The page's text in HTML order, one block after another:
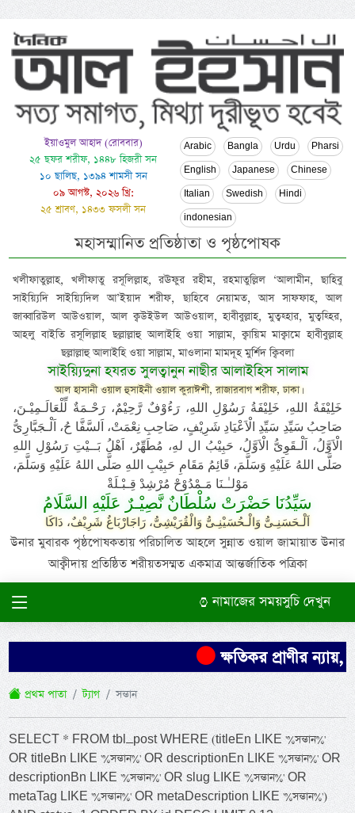
ইয়াওমুল আহাদ (রোববার)
২৫ ছফর শরীফ, ১৪৪৮ হিজরী সন
১০ ছালিছ, ১৩৯৪ শামসী সন
০৯ আগস্ট, ২০২৬ খ্রি:
২৫ শ্রাবণ, ১৪৩৩ ফসলী সন
Arabic Bangla Urdu Pharsi
English Japanese Chinese
Italian Swedish Hindi
indonesian
মহাসম্মানিত প্রতিষ্ঠাতা ও পৃষ্ঠপোষক
খলীফাতুল্লাহ, খলীফাতু রসূলিল্লাহ, রঊফুর রহীম, রহমাতুল্লিল ‘আলামীন, ছাহিবু
সাইয়্যিদি সাইয়্যিদিল আ’ইয়াদ শরীফ, ছাহিবে নেয়ামত, আস সাফফাহ, আল
জাব্বারিউল আউওয়াল, আল ক্বউইউল আউওয়াল, হাবীবুল্লাহ, মুত্বহ্হার, মুত্বহ্হির,
আহলু বাইতি রসূলিল্লাহ ছল্লাল্লাহু আলাইহি ওয়া সাল্লাম, ক্বায়িম মাক্বামে হাবীবুল্লাহ
ছল্লাল্লাহু আলাইহি ওয়া সাল্লাম, মাওলানা মামদূহ মুর্শিদ ক্বিবলা
সাইয়্যিদুনা হযরত সুলত্বানুন নাছীর আলাইহিস সালাম
আল হাসানী ওয়াল হুসাইনী ওয়াল কুরাঈশী, রাজারবাগ শরীফ, ঢাকা।
خَلِيْفَةُ اللهِ، خَلِيْفَةُ رَسُوْلِ اللهِ، رَءُوْفٌ رَّحِيْمٌ، رَحْـمَةٌ لِّلْعَالَـمِيْـنَ،
صَاحِبُ سَيِّدِ سَيِّدِ الْاَعْيَادِ شَرِيْفٍ، صَاحِبِ نِعْمَتْ، اَلسَّفَّا حُ، اَلْـجَبَّارِىُّ
الْاَوَّلُ، اَلْـقَوِىُّ الْاَوَّلُ، حَبِيْبُ ال لهِ، مُطَهِّرٌ، اَهْلُ بَــيْتِ رَسُوْلِ اللهِ
صَلَّى اللهُ عَلَيْهِ وَسَلَّمَ، قَائِمُ مَقَامِ حَبِيْبِ اللهِ صَلَّى اللهُ عَلَيْهِ وَسَلَّمَ،
مَوْلـٰـنَا مَـمْدُوْحْ مُرْشِدْ قِـبْـلَةْ
سَيِّدُنَا حَضْرَتْ سُلْطَانٌ نَّصِيْـرٌ عَلَيْهِ السَّلَامُ
اَلْـحَسَنِـىُّ وَالْـحُسَيْنِـىُّ وَالْقُرَيْشِىُّ، رَاجَارْبَاغُ شَرِيْفٌ، دَاكَا
উনার মুবারক পৃষ্ঠপোষকতায় পরিচালিত আহলে সুন্নাত ওয়াল জামায়াত উনার
আক্বীদায় প্রতিষ্ঠিত শরীয়তসম্মত একমাত্র আন্তর্জাতিক পত্রিকা
নামাজের সময়সুচি দেখুন
ক্ষতিকর প্রাণীর ন্যায়,
প্রথম পাতা ট্যাগ সন্তান
SELECT * FROM tbl_post WHERE (titleEn LIKE '%সন্তান%'
OR titleBn LIKE '%সন্তান%' OR descriptionEn LIKE '%সন্তান%' OR
descriptionBn LIKE '%সন্তান%' OR slug LIKE '%সন্তান%' OR
metaTag LIKE '%সন্তান%' OR metaDescription LIKE '%সন্তান%')